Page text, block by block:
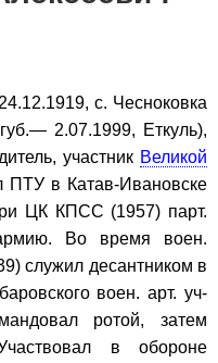
с. Чесноковка
2.07.1999, Еткуль),
участник Великой
ПТУ в Катав-Ивановске
ЦК КПСС (1957) парт.
Во время воен.
служил десантником в
воен. арт. уч-
ротой, затем
в обороне